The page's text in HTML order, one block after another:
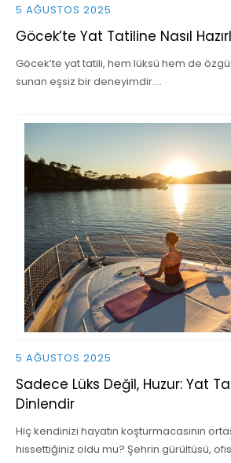
5 AĞUSTOS 2025
Göcek’te Yat Tatiline Nasıl
Göcek’te yat tatili, hem lüksü hem de
sunan eşsiz bir deneyimdir.…
5 AĞUSTOS 2025
Sadece Lüks Değil, Huzur: Yat
Dinlendir
Hiç kendinizi hayatın koşturmacasının
hissettiğiniz oldu mu? Şehrin gürültüsü,